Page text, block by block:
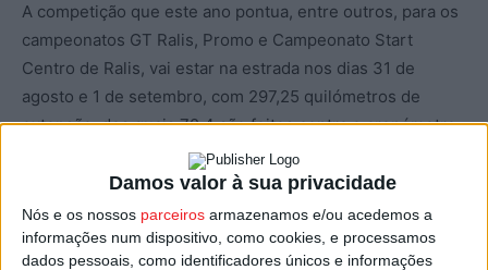
Damos valor à sua privacidade
Nós e os nossos parceiros armazenamos e/ou acedemos a
informações num dispositivo, como cookies, e processamos
dados pessoais, como identificadores únicos e informações
A competição que este ano pontua, entre outros, para os
campeonatos GT Ralis, Promo e Campeonato Start
Centro de Ralis, vai estar na estrada nos dias 31 de
agosto e 1 de setembro, com 297,25 quilómetros de
extensão, dos quais 72,4 são feitos contra o cronómetro.
Arranca em Vouzela, sábado 31 de agosto, com duplas
passagens pelas especiais daPenoita(8,70 km – 16:13 e
18:19) eVouzela/Castelo(7,10 km- 16:41 e 18:47) e ainda